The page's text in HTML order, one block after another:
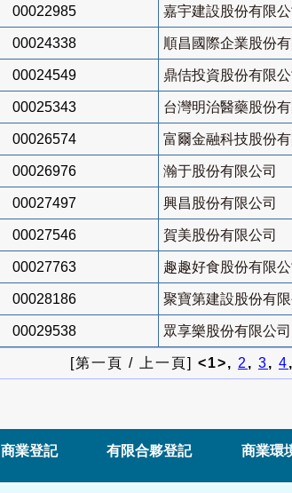
00022985 嘉宇建設股份有限公
00024338 順昌國際企業股份有
00024549 鼎佶投資股份有限公
00025343 台灣明治醫藥股份有
00026574 富爾金融科技股份有
00026976 瀚于股份有限公司
00027497 興昌股份有限公司
00027546 賀美股份有限公司
00027763 趣趣好食股份有限公
00028186 聚寶第建設股份有限
00029538 眾享樂股份有限公司
[第一頁 / 上一頁] <1>, 2, 3, 4,
商業登記 有限合夥登記 商業環